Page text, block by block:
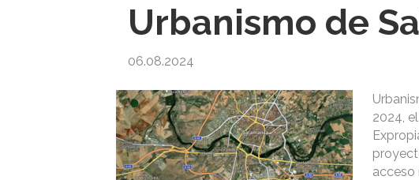
Urbanismo de
06.08.2024
2024,
acceso